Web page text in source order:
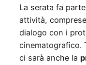
La serata fa
attività,
dialogo con i
cinematografico.
ci sarà anche la